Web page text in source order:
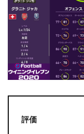
評価